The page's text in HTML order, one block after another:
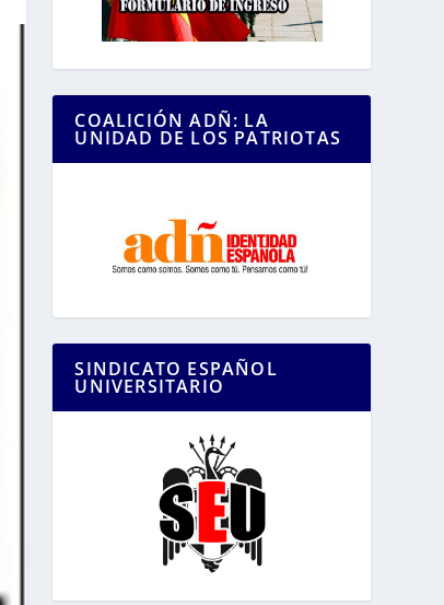
COALICIÓN ADÑ: LA
UNIDAD DE LOS PATRIOTAS
SINDICATO ESPAÑOL
UNIVERSITARIO